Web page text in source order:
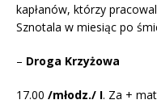
kapłanów, którzy
Sznotala w miesiąc po
– Droga Krzyżowa
17.00 /młodz./ I. Za +